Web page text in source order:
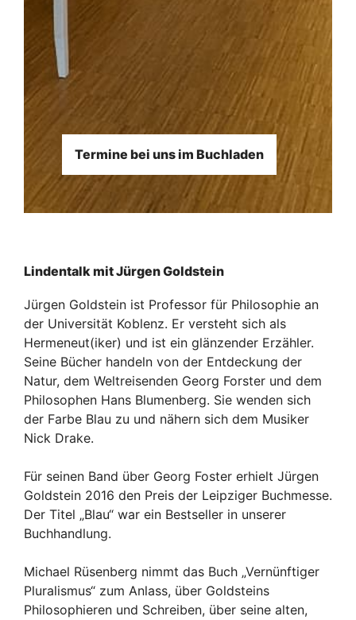
Termine bei uns im Buchladen
Lindentalk mit Jürgen Goldstein
Jürgen Goldstein ist Professor für Philosophie an
der Universität Koblenz. Er versteht sich als
Hermeneut(iker) und ist ein glänzender Erzähler.
Seine Bücher handeln von der Entdeckung der
Natur, dem Weltreisenden Georg Forster und dem
Philosophen Hans Blumenberg. Sie wenden sich
der Farbe Blau zu und nähern sich dem Musiker
Nick Drake.
Für seinen Band über Georg Foster erhielt Jürgen
Goldstein 2016 den Preis der Leipziger Buchmesse.
Der Titel „Blau“ war ein Bestseller in unserer
Buchhandlung.
Michael Rüsenberg nimmt das Buch „Vernünftiger
Pluralismus“ zum Anlass, über Goldsteins
Philosophieren und Schreiben, über seine alten,